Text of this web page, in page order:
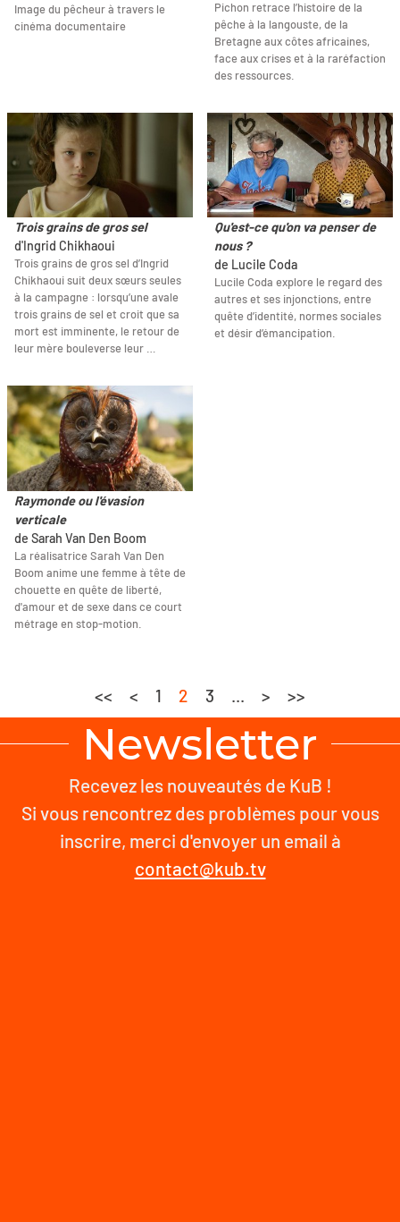
Image du pêcheur à travers le
cinéma documentaire
Pichon retrace l’histoire de la
pêche à la langouste, de la
Bretagne aux côtes africaines,
face aux crises et à la raréfaction
des ressources.
Trois grains de gros sel
d'Ingrid Chikhaoui
Trois grains de gros sel d’Ingrid
Chikhaoui suit deux sœurs seules
à la campagne : lorsqu’une avale
trois grains de sel et croit que sa
mort est imminente, le retour de
leur mère bouleverse leur …
Qu'est-ce qu'on va penser de
nous ?
de Lucile Coda
Lucile Coda explore le regard des
autres et ses injonctions, entre
quête d’identité, normes sociales
et désir d’émancipation.
Raymonde ou l'évasion
verticale
de Sarah Van Den Boom
La réalisatrice Sarah Van Den
Boom anime une femme à tête de
chouette en quête de liberté,
d'amour et de sexe dans ce court
métrage en stop-motion.
<< < 1 2 3 ... > >>
Newsletter
Recevez les nouveautés de KuB !
Si vous rencontrez des problèmes pour vous
inscrire, merci d'envoyer un email à
contact@kub.tv